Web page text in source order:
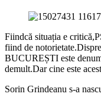
Fiindcă situația e
fiind de
BUCUREȘTI este
demult.Dar cine este
Sorin Grindeanu s-a